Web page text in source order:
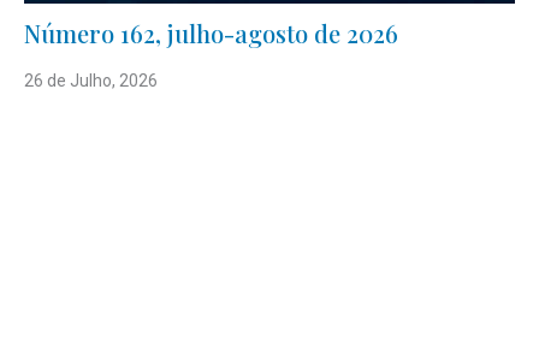
Número 162, julho-agosto de 2026
26 de Julho, 2026